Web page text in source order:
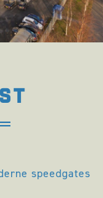
speedgates